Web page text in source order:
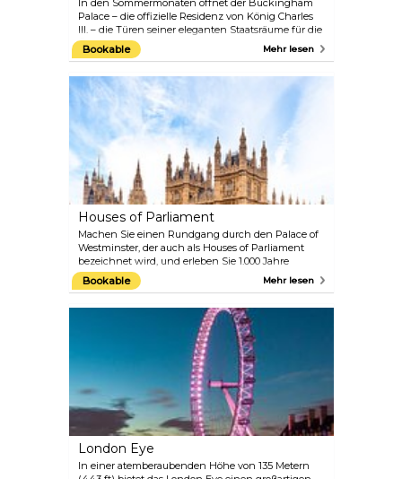
In den Sommermonaten öffnet der Buckingham
Palace – die offizielle Residenz von König Charles
III. – die Türen seiner eleganten Staatsräume für die
Öffentlichkeit. Die Räume bieten nicht nur eine
schicke Kulisse für viele offizielle königliche
schönsten Schätze aus der Royal Collection,
darunter Gemälde, Skulpturen und feine
französische Möbel.
Bookable Mehr lesen
Houses of Parliament
Machen Sie einen Rundgang durch den Palace of
Westminster, der auch als Houses of Parliament
bezeichnet wird, und erleben Sie 1.000 Jahre
Geschichte. Die Besucher werden in der
Westminster Hall begrüßt, bevor sie in die
des Parlaments treten. Bestaunen Sie die
viktorianische Pracht der Lords Chamber und
sehen Sie die berühmten grünen Bänke in der
Commons Chamber. Audioguides und Führungen
sind in Englisch, Französisch, Deutsch, Italienisch,
Spanisch, Russisch und Mandarin erhältlich.
Bookable Mehr lesen
London Eye
In einer atemberaubenden Höhe von 135 Metern